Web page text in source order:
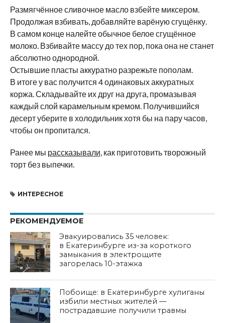
Размягчённое сливочное масло взбейте миксером.
Продолжая взбивать, добавляйте варёную сгущёнку.
В самом конце налейте обычное белое сгущённое
молоко. Взбивайте массу до тех пор, пока она не станет
абсолютно однородной.
Остывшие пласты аккуратно разрежьте пополам.
В итоге у вас получится 4 одинаковых аккуратных
коржа. Складывайте их друг на друга, промазывая
каждый слой карамельным кремом. Получившийся
десерт уберите в холодильник хотя бы на пару часов,
чтобы он пропитался.
Ранее мы рассказывали, как приготовить творожный
торт без выпечки.
ИНТЕРЕСНОЕ
РЕКОМЕНДУЕМОЕ
Эвакуировались 35 человек:
в Екатеринбурге из-за короткого
замыкания в электрощите
загорелась 10-этажка
Побоище: в Екатеринбурге хулиганы
избили местных жителей —
пострадавшие получили травмы